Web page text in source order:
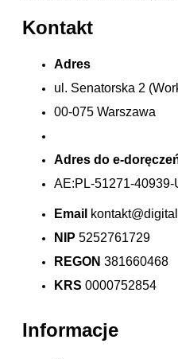
Kontakt
Adres
ul. Senatorska 2
00-075 Warszawa
Adres do e-
AE:PL-51271-40939-
Email
NIP 5252761729
REGON 381660468
KRS 0000752854
Informacje